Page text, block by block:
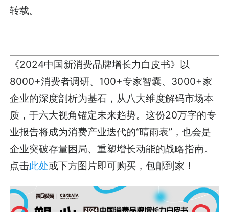
转载。
《2024中国新消费品牌增长力白皮书》以
8000+消费者调研、100+专家智囊、3000+家
企业的深度剖析为基石，从八大维度解码市场本
质，于六大视角锚定未来趋势。这份20万字的专
业报告将成为消费产业迭代的“晴雨表”，也会是
企业突破存量困局、重塑增长动能的战略指南。
点击此处或下方图片即可购买，包邮到家！